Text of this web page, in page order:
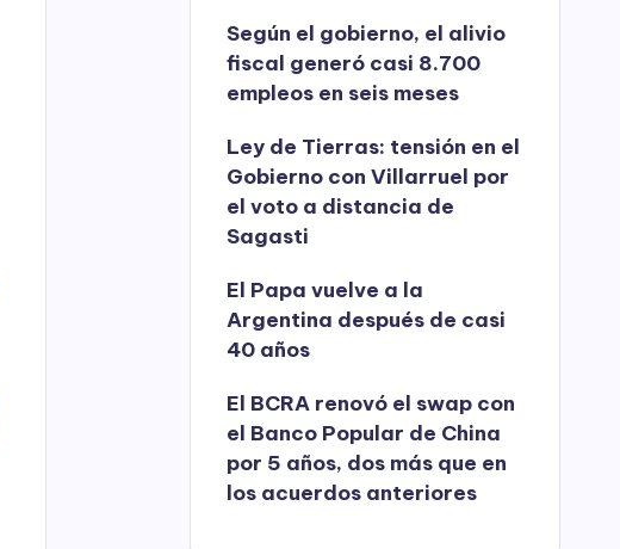
Según el gobierno, el alivio
fiscal generó casi 8.700
empleos en seis meses
Ley de Tierras: tensión en el
Gobierno con Villarruel por
el voto a distancia de
Sagasti
El Papa vuelve a la
Argentina después de casi
40 años
El BCRA renovó el swap con
el Banco Popular de China
por 5 años, dos más que en
los acuerdos anteriores